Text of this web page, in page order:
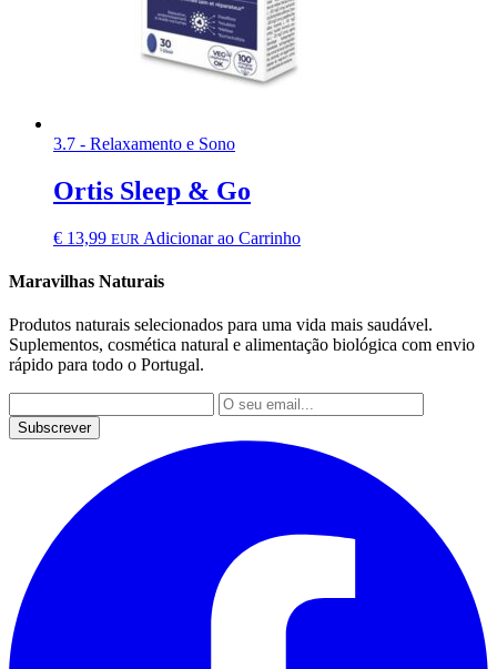
3.7 - Relaxamento e Sono
Ortis Sleep & Go
€ 13,99 EUR Adicionar ao Carrinho
Maravilhas Naturais
Produtos naturais selecionados para uma vida mais saudável.
Suplementos, cosmética natural e alimentação biológica com envio
rápido para todo o Portugal.
Subscrever